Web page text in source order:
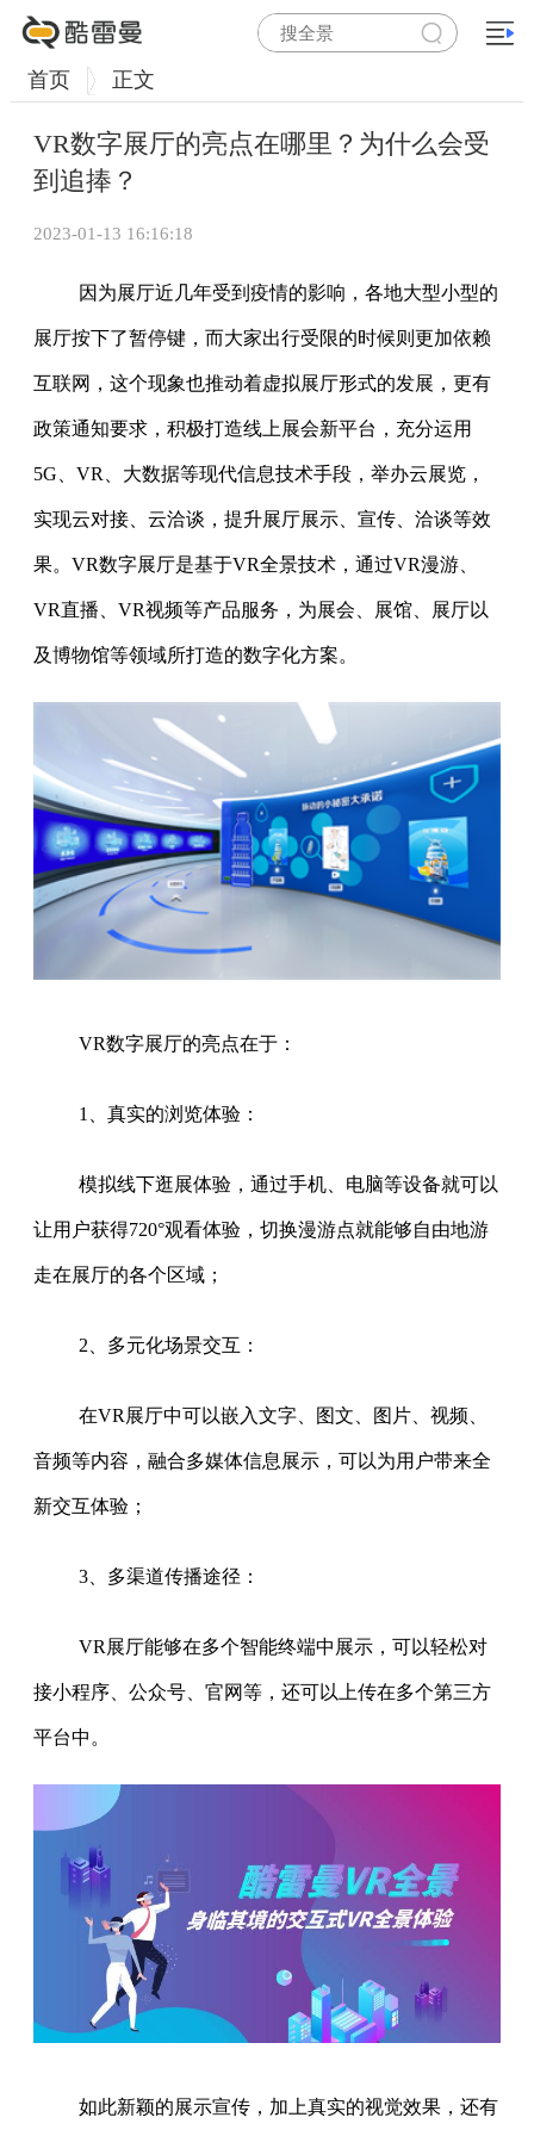
首页 正文
VR数字展厅的亮点在哪里？为什么会受
到追捧？
2023-01-13 16:16:18
因为展厅近几年受到疫情的影响，各地大型小型的
展厅按下了暂停键，而大家出行受限的时候则更加依赖
互联网，这个现象也推动着虚拟展厅形式的发展，更有
政策通知要求，积极打造线上展会新平台，充分运用
5G、VR、大数据等现代信息技术手段，举办云展览，
实现云对接、云洽谈，提升展厅展示、宣传、洽谈等效
果。VR数字展厅是基于VR全景技术，通过VR漫游、
VR直播、VR视频等产品服务，为展会、展馆、展厅以
及博物馆等领域所打造的数字化方案。
VR数字展厅的亮点在于：
1、真实的浏览体验：
模拟线下逛展体验，通过手机、电脑等设备就可以
让用户获得720°观看体验，切换漫游点就能够自由地游
走在展厅的各个区域；
2、多元化场景交互：
在VR展厅中可以嵌入文字、图文、图片、视频、
音频等内容，融合多媒体信息展示，可以为用户带来全
新交互体验；
3、多渠道传播途径：
VR展厅能够在多个智能终端中展示，可以轻松对
接小程序、公众号、官网等，还可以上传在多个第三方
平台中。
如此新颖的展示宣传，加上真实的视觉效果，还有